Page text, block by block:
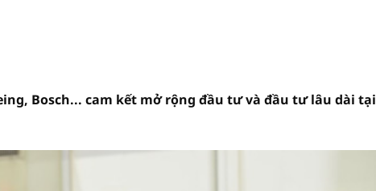
Bosch... cam kết mở rộng đầu tư và đầu tư lâu dài tại